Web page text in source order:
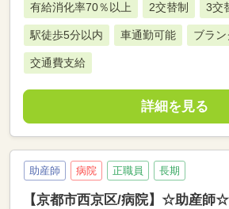
有給消化率70％以上 2交替制 3交
駅徒歩5分以内 車通勤可能 ブラ
交通費支給
詳細を見る
助産師 病院 正職員 長期
【京都市西京区/病院】☆助産師